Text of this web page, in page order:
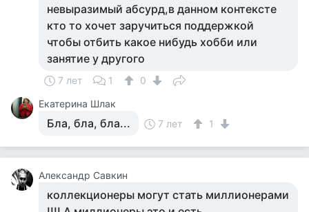
невыразимый абсурд,в данном контексте
кто то хочет заручиться поддержкой
чтобы отбить какое нибудь хобби или
занятие у другого
7 лет 1
0
Екатерина Шлак
Бла, бла, бла... 7 лет 1
Александр Савкин
коллекционеры могут стать миллионерами